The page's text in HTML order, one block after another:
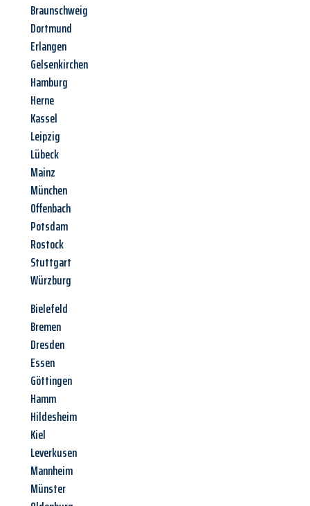
Braunschweig
Dortmund
Erlangen
Gelsenkirchen
Hamburg
Herne
Kassel
Leipzig
Lübeck
Mainz
München
Offenbach
Potsdam
Rostock
Stuttgart
Würzburg
Bielefeld
Bremen
Dresden
Essen
Göttingen
Hamm
Hildesheim
Kiel
Leverkusen
Mannheim
Münster